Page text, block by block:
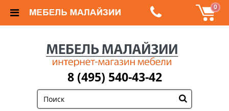
0
8 (495) 540-43-42